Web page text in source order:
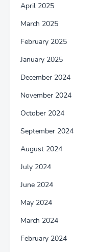
April 2025
March 2025
February 2025
January 2025
December 2024
November 2024
October 2024
September 2024
August 2024
July 2024
June 2024
May 2024
March 2024
February 2024